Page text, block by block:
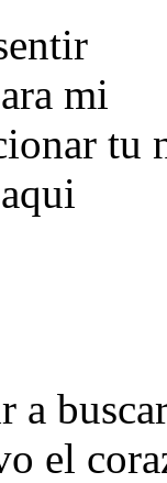
mi
tu
a
el